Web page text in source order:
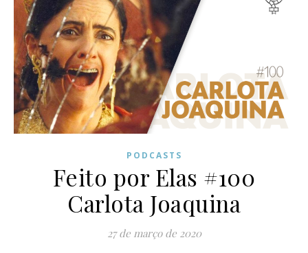
PODCASTS
Feito por Elas #100
Carlota Joaquina
27 de março de 2020